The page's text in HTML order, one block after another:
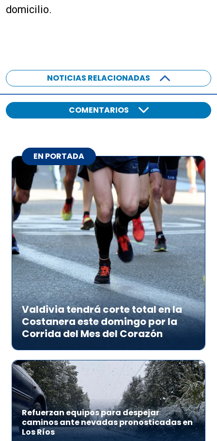
domicilio.
NOTICIAS RELACIONADAS
COMENTARIOS
EN PORTADA
Valdivia tendrá corte total en la
Costanera este domingo por la
Corrida del Mes del Corazón
Refuerzan equipos para despejar
caminos ante nevadas pronosticadas en
Los Ríos